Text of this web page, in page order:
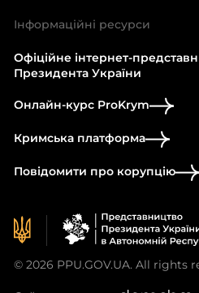
Інформаційні ресурси
Офіційне інтернет-
Президента України
Онлайн-курс ProKrym
Кримська платформа
Повідомити про корупцію
© 2026 PPU.GOV.UA. All rights